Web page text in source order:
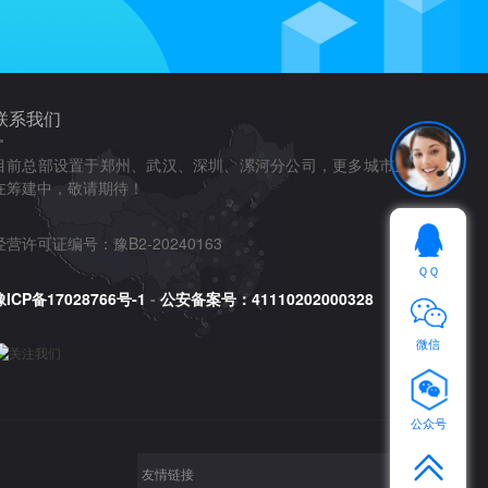
ＱＱ
微信
公众号
系我们
前总部设置于郑州、武汉、深圳、漯河分公司，更多城市正
筹建中，敬请期待！
营许可证编号：豫B2-20240163
ICP备17028766号-1 - 公安备案号：41110202000328